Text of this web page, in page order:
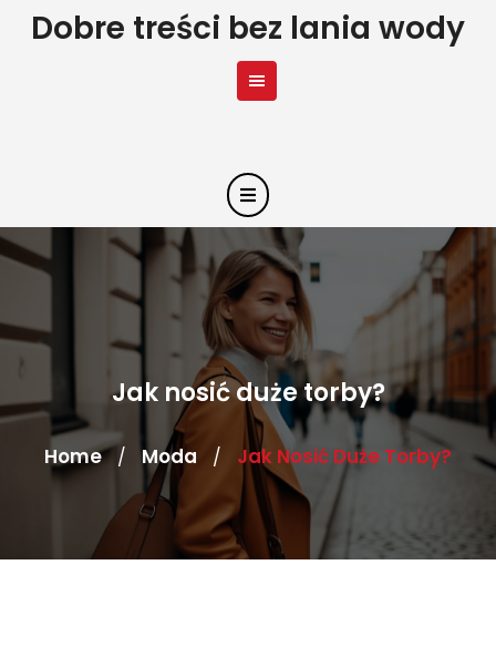
SkipDobre treści bez lania wody
Jak nosić duże torby?
Home / Moda / Jak Nosić Duże Torby?